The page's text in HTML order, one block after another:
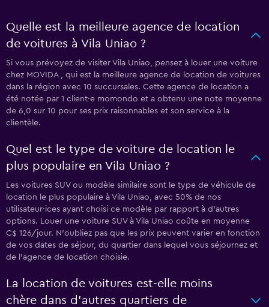
Quelle est la meilleure agence de location
de voitures à Vila Uniao ?
Si vous prévoyez de visiter Vila Uniao, pensez à louer une voiture
chez MOVIDA , qui est la meilleure agence de location de voitures
dans la région avec 10 succursales. Cette agence de location a
été notée par 1 client·e momondo et a obtenu une note moyenne
de 6,0 sur 10 pour ses prix raisonnables et son service à la
clientèle.
Quel est le type de voiture de location le
plus populaire en Vila Uniao ?
Les voitures SUV ou modèle similaire sont le type de véhicule de
location le plus populaire à Vila Uniao, avec 50% de nos
utilisateur·ices ayant choisi ce modèle par rapport à d'autres
options. Louer une voiture SUV à Vila Uniao coûte en moyenne
C$ 126/jour. N'oubliez pas que les prix peuvent varier en fonction
de vos dates de séjour, du quartier dans lequel vous séjournez et
de l'agence de location choisie.
La location de voitures est-elle moins
chère dans d’autres quartiers de